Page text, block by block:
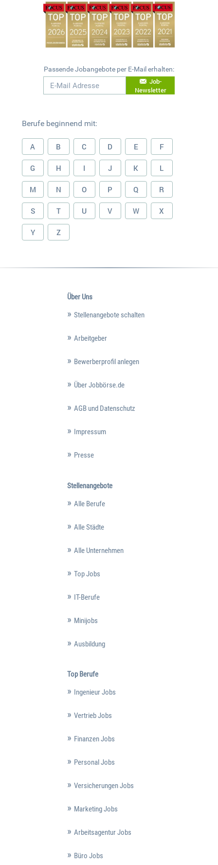
Passende Jobangebote per E-Mail erhalten:
Job-
Newsletter
Berufe beginnend mit:
A B C D E F
G H I J K L
M N O P Q R
S T U V W X
Y Z
Über Uns
Stellenangebote schalten
Arbeitgeber
Bewerberprofil anlegen
Über Jobbörse.de
AGB und Datenschutz
Impressum
Presse
Stellenangebote
Alle Berufe
Alle Städte
Alle Unternehmen
Top Jobs
IT-Berufe
Minijobs
Ausbildung
Top Berufe
Ingenieur Jobs
Vertrieb Jobs
Finanzen Jobs
Personal Jobs
Versicherungen Jobs
Marketing Jobs
Arbeitsagentur Jobs
Büro Jobs